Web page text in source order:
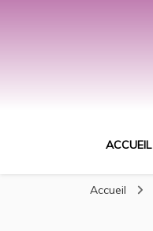
ACCUEIL
Accueil